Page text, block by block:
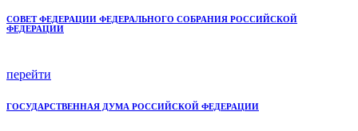
СОВЕТ ФЕДЕРАЦИИ ФЕДЕРАЛЬНОГО СОБРАНИЯ РОССИЙСКОЙ
ФЕДЕРАЦИИ
перейти
ГОСУДАРСТВЕННАЯ ДУМА РОССИЙСКОЙ ФЕДЕРАЦИИ